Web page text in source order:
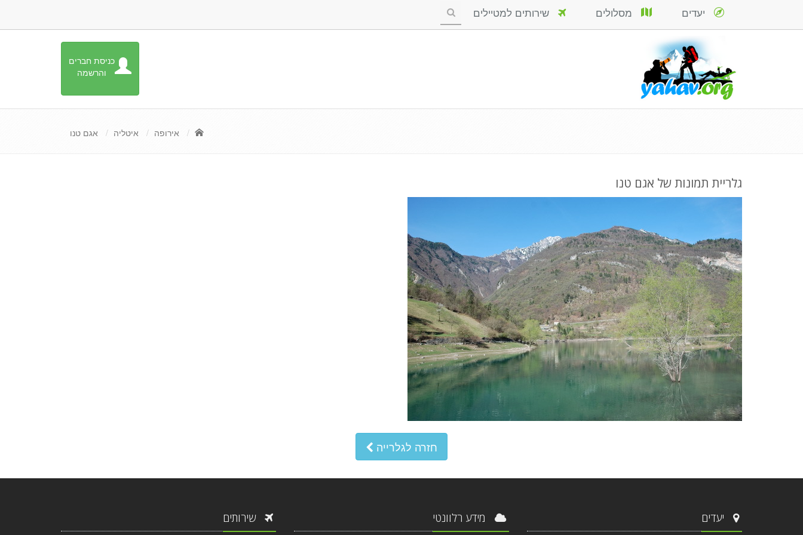
כניסת חברים
והרשמה
יעדים מסלולים שירותים למטיילים
אירופה איטליה אגם טנו
גלריית תמונות של אגם טנו
חזרה לגלרייה
יעדים מידע רלוונטי שירותים